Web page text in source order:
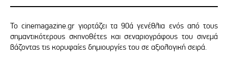
Το cinemagazine.gr γιορτάζει τα 90ά γενέθλια ενός από τους
σημαντικότερους σκηνοθέτες και σεναριογράφους του σινεμά
βάζοντας τις κορυφαίες δημιουργίες του σε αξιολογική σειρά.